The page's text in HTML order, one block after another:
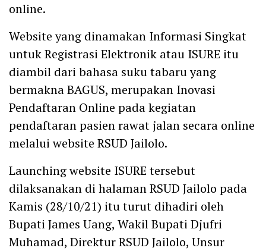
online.
Website yang dinamakan Informasi Singkat
untuk Registrasi Elektronik atau ISURE itu
diambil dari bahasa suku tabaru yang
bermakna BAGUS, merupakan Inovasi
Pendaftaran Online pada kegiatan
pendaftaran pasien rawat jalan secara online
melalui website RSUD Jailolo.
Launching website ISURE tersebut
dilaksanakan di halaman RSUD Jailolo pada
Kamis (28/10/21) itu turut dihadiri oleh
Bupati James Uang, Wakil Bupati Djufri
Muhamad, Direktur RSUD Jailolo, Unsur